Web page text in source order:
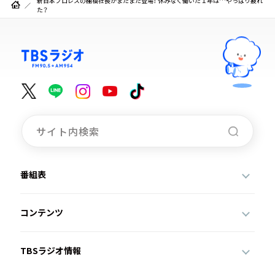
た？
番組表
コンテンツ
TBSラジオ情報